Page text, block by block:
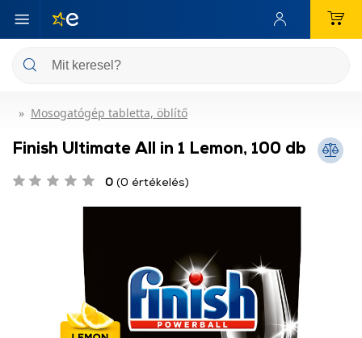
Mosogatógép tabletta, öblítő
Finish Ultimate All in 1 Lemon, 100 db
0 (0 értékelés)